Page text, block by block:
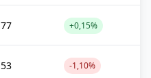
+0,15%
-1,10%